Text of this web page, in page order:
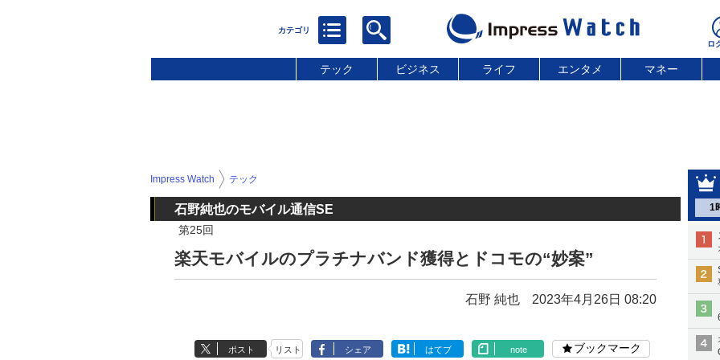
テック ビジネス ライフ エンタメ マネー
1
Impress Watch テック
石野純也のモバイル通信SE
第25回
楽天モバイルのプラチナバンド獲得とドコモの“妙案”
石野 純也 2023年4月26日 08:20
ポスト リスト シェア はてブ note ブックマーク